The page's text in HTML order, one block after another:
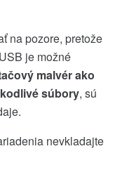
na pozore, pretože
je možné
malvér ako
súbory, sú
nevkladajte